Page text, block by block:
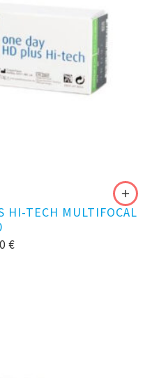
HI-TECH MULTIFOCAL
€